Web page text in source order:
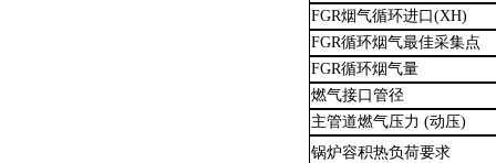
FGR烟气循环进口 (XH)
FGR循环烟气最佳采集点
FGR循环烟气量
燃气接口管径
主管道燃气压力 (动压)
锅炉容积热负荷要求